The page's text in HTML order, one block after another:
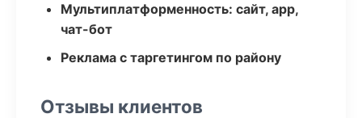
Мультиплатформенность: сайт, app,
чат-бот
Реклама с таргетингом по району
Отзывы клиентов